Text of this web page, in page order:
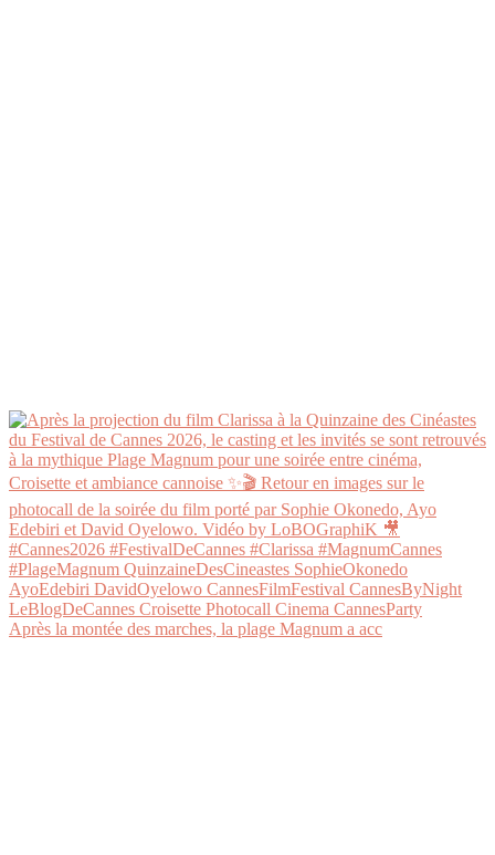
Après la montée des marches, la plage Magnum a acc